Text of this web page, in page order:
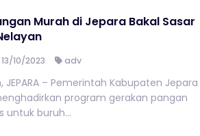
Murah di Jepara Bakal Sasar
13/10/2023 adv
JEPARA – Pemerintah Kabupaten Jepara
program gerakan pangan
untuk buruh...